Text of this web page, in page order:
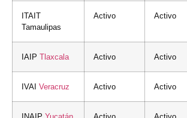
ITAIT
Tamaulipas
Activo Activo
IAIP Tlaxcala Activo Activo
IVAI Veracruz Activo Activo